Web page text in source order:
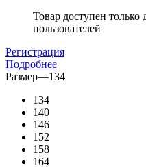
Товар доступен только
пользователей
Регистрация
Подробнее
Размер—134
134
140
146
152
158
164